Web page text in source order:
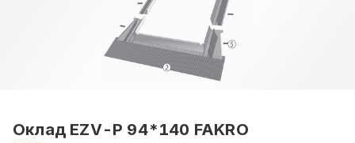
Оклад EZV-P 94*140 FAKRO